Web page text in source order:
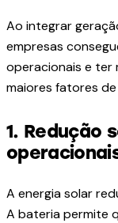
Ao integrar
empresas
operacionais e ter
maiores fatores
1. Redução
A energia solar
A bateria permite